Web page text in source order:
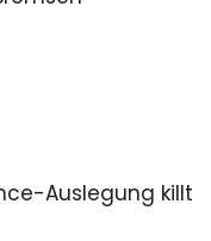
Auslegung killt